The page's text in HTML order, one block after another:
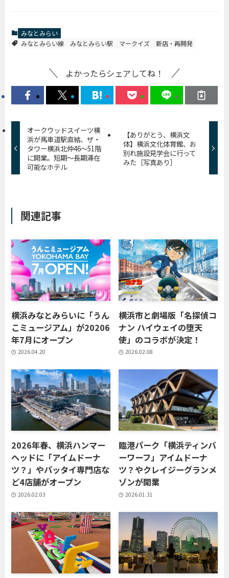
みなとみらい
みなとみらい線
みなとみらい駅 マークイズ 新店・再開発
よかったらシェアしてね！
オークウッドスイーツ横
浜が馬車道駅直結、ザ・
タワー横浜北仲46〜51階
に開業。短期〜長期滞在
可能なホテル
【ありがとう、横浜文
体】横浜文化体育館、お
別れ施設見学会に行って
みた［写真あり］
関連記事
横浜みなとみらいに「うん
こミュージアム」が20206
年7月にオープン
2026.04.20
横浜市と劇場版「名探偵コ
ナン ハイウェイの堕天
使」のコラボが決定！
2026.02.08
2026年春、横浜ハンマー
ヘッドに「アイムドーナ
ツ？」やパッタイ専門店な
ど4店舗がオープン
2026.02.03
臨港パーク「横浜ティンバ
ーワーフ」アイムドーナ
ツ？やクレイジーグランメ
ゾンが開業
2026.01.31